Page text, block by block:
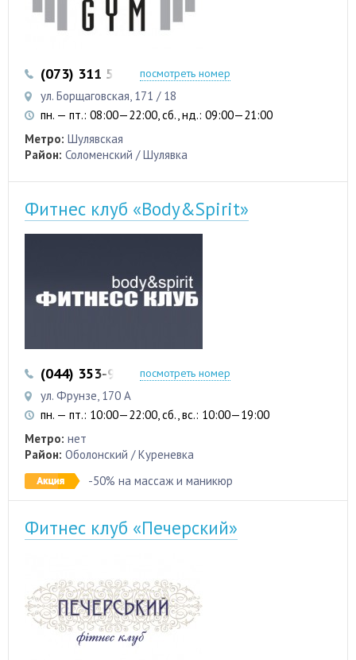
(073) 311 57 54 (097) 311 57 54
посмотреть номер
ул. Борщаговская, 171 / 18
пн. — пт.: 08:00—22:00, сб., нд.: 09:00—21:00
Метро: Шулявская
Район: Соломенский / Шулявка
Фитнес клуб «Body&Spirit»
(044) 353-95-40 (093) 840-82-38
посмотреть номер
ул. Фрунзе, 170 А
пн. — пт.: 10:00—22:00, сб., вс.: 10:00—19:00
Метро: нет
Район: Оболонский / Куреневка
-50% на массаж и маникюр
Фитнес клуб «Печерский»